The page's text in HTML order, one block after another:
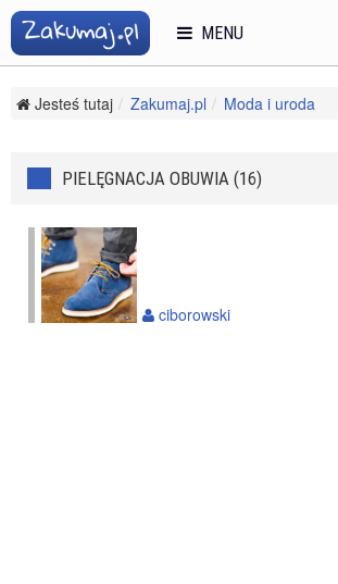
Jesteś tutaj Zakumaj.pl
Moda i uroda
PIELĘGNACJA OBUWIA (16)
ciborowski
MENU